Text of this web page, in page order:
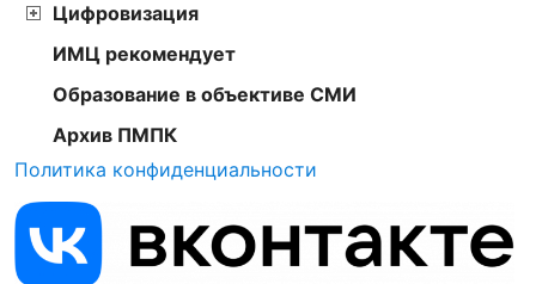
Цифровизация
ИМЦ рекомендует
Образование в объективе СМИ
Архив ПМПК
Политика конфиденциальности